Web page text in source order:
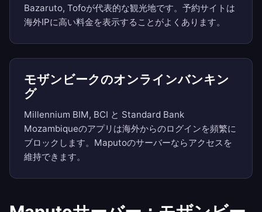
Bazaruto, Tofoが代表的な観光地です。予約サイトは
海外IPに高い料金を表示することがよくあります。
モザンビークのオンラインバンキン
グ
Millennium BIM, BCI と Standard Bank
Mozambiqueのアプリは海外からのログインを頻繁に
ブロックします。Maputoのサーバーならアクセスを
維持できます。